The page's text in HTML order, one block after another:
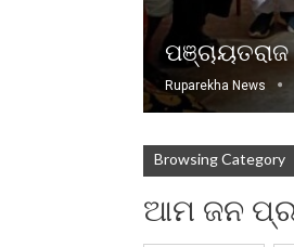
Ruparekha News
Browsing Category
ଆମ ଜନ